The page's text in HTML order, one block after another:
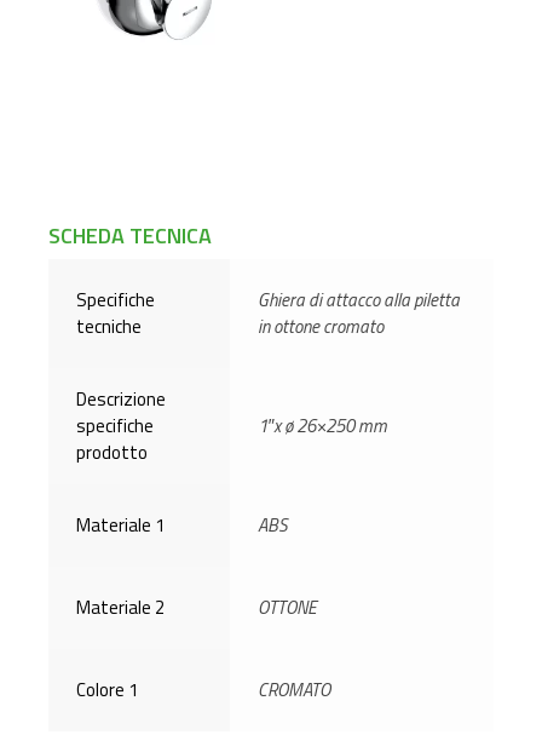
SCHEDA TECNICA
Specifiche
tecniche
Ghiera di attacco alla piletta
in ottone cromato
Descrizione
specifiche
prodotto
1″x ø 26×250 mm
Materiale 1 ABS
Materiale 2 OTTONE
Colore 1 CROMATO